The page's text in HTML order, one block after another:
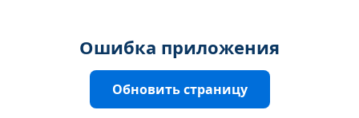
Ошибка приложения
Обновить страницу